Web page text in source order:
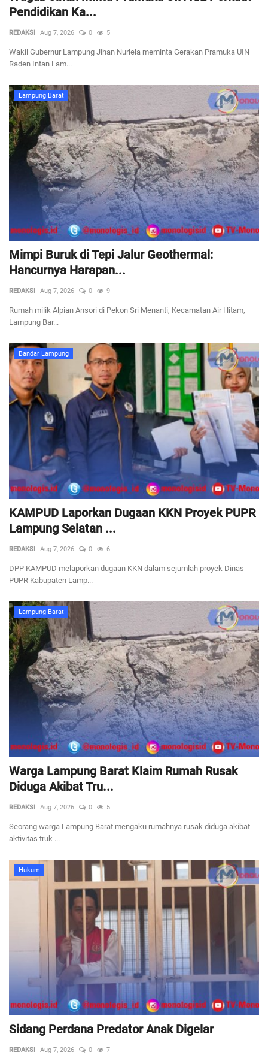
Pendidikan Ka...
REDAKSI Aug 7, 2026 0 5
Wakil Gubernur Lampung Jihan Nurlela meminta Gerakan Pramuka UIN
Raden Intan Lam...
Lampung Barat
Mimpi Buruk di Tepi Jalur Geothermal:
Hancurnya Harapan...
REDAKSI Aug 7, 2026 0 9
Rumah milik Alpian Ansori di Pekon Sri Menanti, Kecamatan Air Hitam,
Lampung Bar...
Bandar Lampung
KAMPUD Laporkan Dugaan KKN Proyek PUPR
Lampung Selatan ...
REDAKSI Aug 7, 2026 0 6
DPP KAMPUD melaporkan dugaan KKN dalam sejumlah proyek Dinas
PUPR Kabupaten Lamp...
Lampung Barat
Warga Lampung Barat Klaim Rumah Rusak
Diduga Akibat Tru...
REDAKSI Aug 7, 2026 0 5
Seorang warga Lampung Barat mengaku rumahnya rusak diduga akibat
aktivitas truk ...
Hukum
Sidang Perdana Predator Anak Digelar
REDAKSI Aug 7, 2026 0 7